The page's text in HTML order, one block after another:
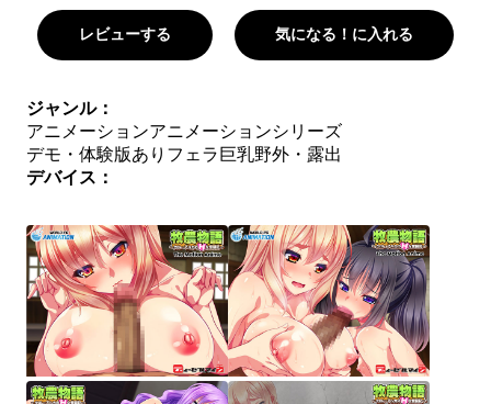
レビューする 気になる！に入れる
ジャンル：
アニメーションアニメーションシリーズ
デモ・体験版あり フェラ 巨乳野外・露出
デバイス：